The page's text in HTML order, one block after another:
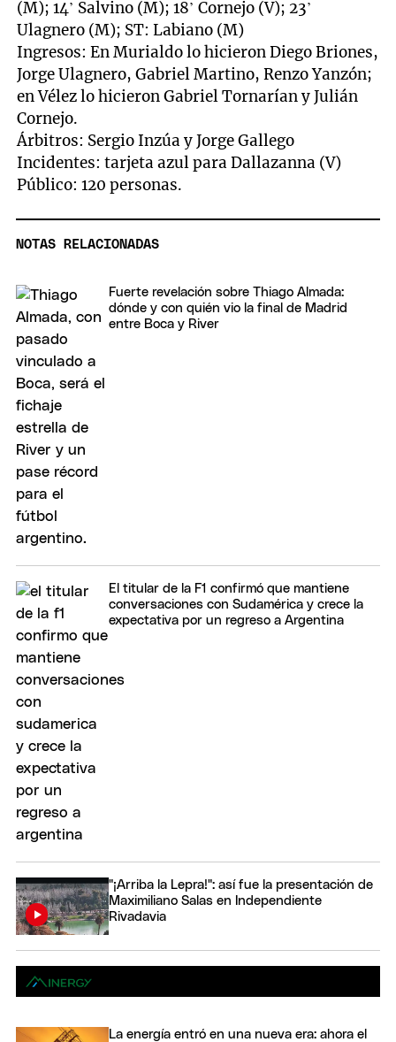
(M); 14’ Salvino (M); 18’ Cornejo (V); 23’
Ulagnero (M); ST: Labiano (M)
Ingresos: En Murialdo lo hicieron Diego Briones,
Jorge Ulagnero, Gabriel Martino, Renzo Yanzón;
en Vélez lo hicieron Gabriel Tornarían y Julián
Cornejo.
Árbitros: Sergio Inzúa y Jorge Gallego
Incidentes: tarjeta azul para Dallazanna (V)
Público: 120 personas.
NOTAS RELACIONADAS
Fuerte revelación sobre Thiago Almada:
dónde y con quién vio la final de Madrid
entre Boca y River
El titular de la F1 confirmó que mantiene
conversaciones con Sudamérica y crece la
expectativa por un regreso a Argentina
"¡Arriba la Lepra!": así fue la presentación de
Maximiliano Salas en Independiente
Rivadavia
La energía entró en una nueva era: ahora el